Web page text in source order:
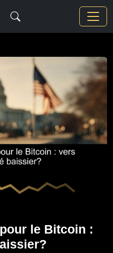
le Bitcoin :